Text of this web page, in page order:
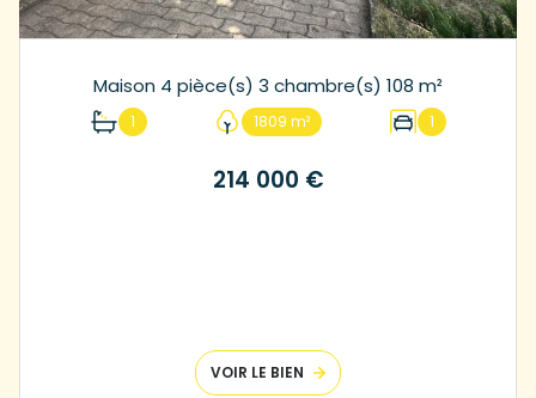
Maison 4 pièce(s) 3 chambre(s) 108 m²
1 1809 m² 1
214 000 €
VOIR LE BIEN